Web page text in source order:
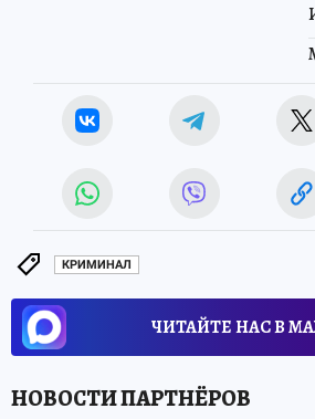
КРИМИНАЛ
ЧИТАЙТЕ НАС В